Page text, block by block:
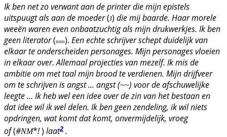
Ik ben net zo verwant aan de printer die mijn epistels
uitspuugt als aan de moeder(J) die mij baarde. Haar morele
weeën waren even onbaatzuchtig als mijn drukwerkjes. Ik ben
geen literator(ooo). Een echte schrijver schept duidelijk van
elkaar te onderscheiden personages. Mijn personages vloeien
in elkaar over. Allemaal projecties van mezelf. Ik mis de
ambitie om met taal mijn brood te verdienen. Mijn drijfveer
om te schrijven is angst ... angst (~~) voor de afschuwelijke
leegte ... Ik heb wel een idee over de zin van het bestaan en
dat idee wil ik wel delen. Ik ben geen zendeling, ik wil niets
opdringen, wat komt dat komt, onvermijdelijk, vroeg
of(#NM*!) laat2 .